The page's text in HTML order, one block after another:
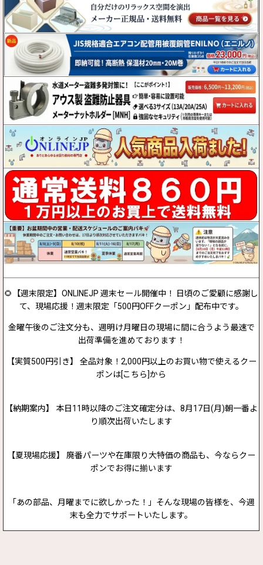
🌻【週末限定】ONLINEJP 週末セール開催中！ 日頃のご愛顧に感謝し
て、現場応援！週末限定「500円OFFクーポン」配布中です。
金曜午後のご注文分も、週明け月曜日の現場に間に合うよう最速で
出荷準備を進めております！
【実質500円引き】 全品対象！2,000円以上のお買い物で使えるクー
ポンは[こちら]から
【納期案内】 本日11時以降のご注文確定分は、8月17日(月)朝一番よ
り順次出荷いたします
【夏現場応援】 廃番パーツや在庫限り大特価の商品も、今ならクー
ポンでお得に揃います
「あの部品、月曜までに欲しかった！」そんな現場の皆様を、今週
末も全力でサポートいたします。